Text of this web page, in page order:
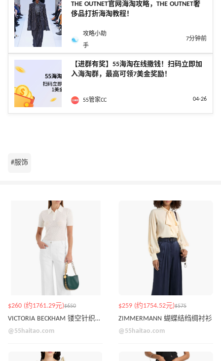
THE OUTNET官网海淘攻略，THE OUTNET奢
侈品打折海淘教程！
攻略小助
手
7分钟前
【进群有奖】55海淘在线撒钱！扫码立即加
入海淘群，最高可领7美金奖励！
55管家CC 04-26
#服饰
$260 (约1761.29元)$650
VICTORIA BECKHAM 镂空针织polo衫
@55haitao.com
$259 (约1754.52元)$575
ZIMMERMANN 蝴蝶结绉绸衬衫
@55haitao.com